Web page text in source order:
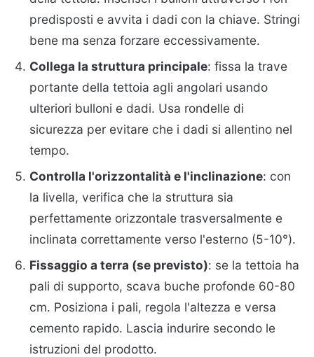
predisposti e avvita i dadi con la chiave. Stringi
bene ma senza forzare eccessivamente.
Collega la struttura principale: fissa la trave
portante della tettoia agli angolari usando
ulteriori bulloni e dadi. Usa rondelle di
sicurezza per evitare che i dadi si allentino nel
tempo.
Controlla l'orizzontalità e l'inclinazione: con
la livella, verifica che la struttura sia
perfettamente orizzontale trasversalmente e
inclinata correttamente verso l'esterno (5-10°).
Fissaggio a terra (se previsto): se la tettoia ha
pali di supporto, scava buche profonde 60-80
cm. Posiziona i pali, regola l'altezza e versa
cemento rapido. Lascia indurire secondo le
istruzioni del prodotto.